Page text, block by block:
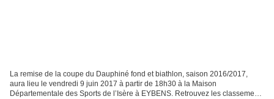
La remise de la coupe du Dauphiné fond et biathlon, saison 2016/2017,
aura lieu le vendredi 9 juin 2017 à partir de 18h30 à la Maison
Départementale des Sports de l’Isère à EYBENS. Retrouvez les classements